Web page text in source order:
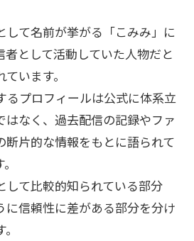
して名前が挙がる「こみみ」に
として活動していた人物だと
います。
るプロフィールは公式に体系立
はなく、過去配信の記録やファ
断片的な情報をもとに語られて
して比較的知られている部分
に信頼性に差がある部分を分け